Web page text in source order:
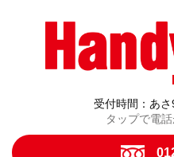
受付時間：あ
タップで電